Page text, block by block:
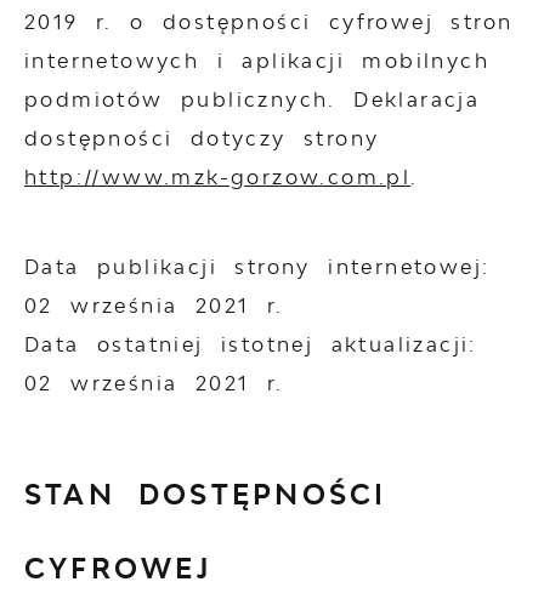
2019 r. o dostępności cyfrowej stron
internetowych i aplikacji mobilnych
podmiotów publicznych. Deklaracja
dostępności dotyczy strony
http://www.mzk-gorzow.com.pl .
Data publikacji strony internetowej:
02 września 2021 r.
Data ostatniej istotnej aktualizacji:
02 września 2021 r.
STAN DOSTĘPNOŚCI
CYFROWEJ